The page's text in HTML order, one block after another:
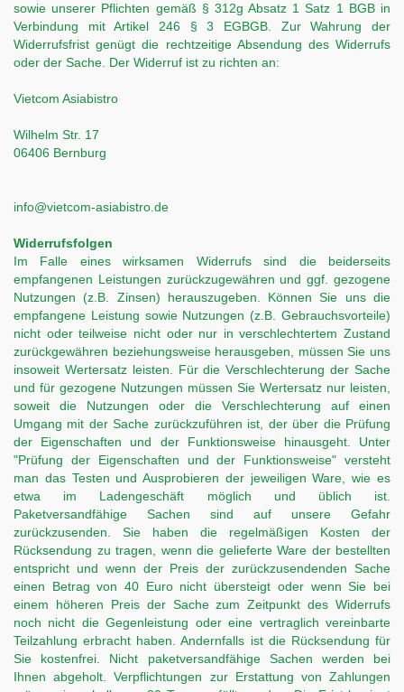
sowie unserer Pflichten gemäß § 312g Absatz 1 Satz 1 BGB in
Verbindung mit Artikel 246 § 3 EGBGB. Zur Wahrung der
Widerrufsfrist genügt die rechtzeitige Absendung des Widerrufs
oder der Sache. Der Widerruf ist zu richten an:
Vietcom Asiabistro
Wilhelm Str. 17
06406 Bernburg
info@vietcom-asiabistro.de
Widerrufsfolgen
Im Falle eines wirksamen Widerrufs sind die beiderseits
empfangenen Leistungen zurückzugewähren und ggf. gezogene
Nutzungen (z.B. Zinsen) herauszugeben. Können Sie uns die
empfangene Leistung sowie Nutzungen (z.B. Gebrauchsvorteile)
nicht oder teilweise nicht oder nur in verschlechtertem Zustand
zurückgewähren beziehungsweise herausgeben, müssen Sie uns
insoweit Wertersatz leisten. Für die Verschlechterung der Sache
und für gezogene Nutzungen müssen Sie Wertersatz nur leisten,
soweit die Nutzungen oder die Verschlechterung auf einen
Umgang mit der Sache zurückzuführen ist, der über die Prüfung
der Eigenschaften und der Funktionsweise hinausgeht. Unter
"Prüfung der Eigenschaften und der Funktionsweise" versteht
man das Testen und Ausprobieren der jeweiligen Ware, wie es
etwa im Ladengeschäft möglich und üblich ist.
Paketversandfähige Sachen sind auf unsere Gefahr
zurückzusenden. Sie haben die regelmäßigen Kosten der
Rücksendung zu tragen, wenn die gelieferte Ware der bestellten
entspricht und wenn der Preis der zurückzusendenden Sache
einen Betrag von 40 Euro nicht übersteigt oder wenn Sie bei
einem höheren Preis der Sache zum Zeitpunkt des Widerrufs
noch nicht die Gegenleistung oder eine vertraglich vereinbarte
Teilzahlung erbracht haben. Andernfalls ist die Rücksendung für
Sie kostenfrei. Nicht paketversandfähige Sachen werden bei
Ihnen abgeholt. Verpflichtungen zur Erstattung von Zahlungen